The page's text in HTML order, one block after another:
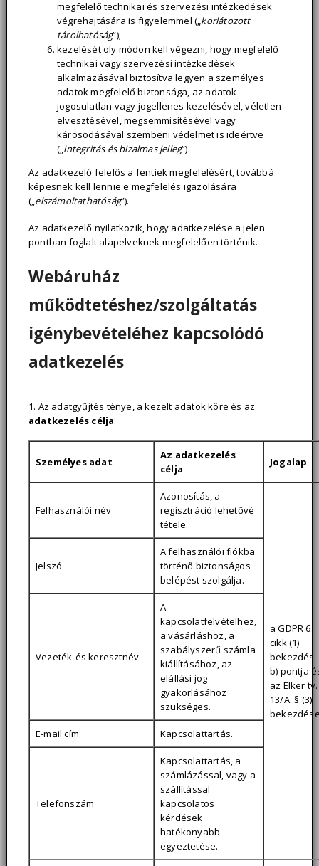
megfelelő technikai és szervezési intézkedések
végrehajtására is figyelemmel („korlátozott
tárolhatóság”);
kezelését oly módon kell végezni, hogy megfelelő
technikai vagy szervezési intézkedések
alkalmazásával biztosítva legyen a személyes
adatok megfelelő biztonsága, az adatok
jogosulatlan vagy jogellenes kezelésével, véletlen
elvesztésével, megsemmisítésével vagy
károsodásával szembeni védelmet is ideértve
(„integritás és bizalmas jelleg”).
Az adatkezelő felelős a fentiek megfelelésért, továbbá
képesnek kell lennie e megfelelés igazolására
(„elszámoltathatóság”).
Az adatkezelő nyilatkozik, hogy adatkezelése a jelen
pontban foglalt alapelveknek megfelelően történik.
Webáruház
működtetéshez/szolgáltatás
igénybevételéhez kapcsolódó
adatkezelés
1. Az adatgyűjtés ténye, a kezelt adatok köre és az
adatkezelés célja:
Személyes adat
Az adatkezelés
célja
Jogalap
Felhasználói név
Azonosítás, a
regisztráció lehetővé
tétele.
a GDPR 6.
cikk (1)
bekezdés
b) pontja
az Elker tv.
13/A. § (3)
Jelszó
A felhasználói fiókba
történő biztonságos
belépést szolgálja.
Vezeték-és keresztnév
A
kapcsolatfelvételhez,
a vásárláshoz, a
szabályszerű számla
kiállításához, az
elállási jog
gyakorlásához
szükséges.
E-mail cím Kapcsolattartás.
Telefonszám
Kapcsolattartás, a
számlázással, vagy a
szállítással
kapcsolatos
kérdések
hatékonyabb
egyeztetése.